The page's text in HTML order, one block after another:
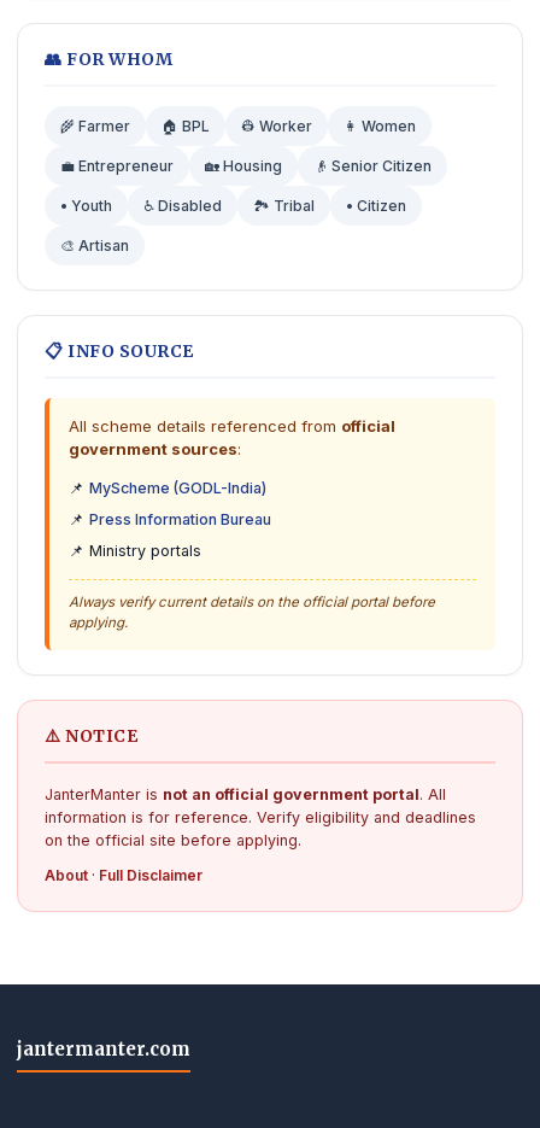
👥 FOR WHOM
🌾 Farmer 🏠 BPL 👷 Worker 👩 Women
💼 Entrepreneur 🏡 Housing 👴 Senior Citizen
• Youth ♿ Disabled 🏞️ Tribal • Citizen
🎨 Artisan
📋 INFO SOURCE
All scheme details referenced from official
government sources:
📌 MyScheme (GODL-India)
📌 Press Information Bureau
📌 Ministry portals
Always verify current details on the official portal before
applying.
⚠️ NOTICE
JanterManter is not an official government portal. All
information is for reference. Verify eligibility and deadlines
on the official site before applying.
About · Full Disclaimer
jantermanter.com